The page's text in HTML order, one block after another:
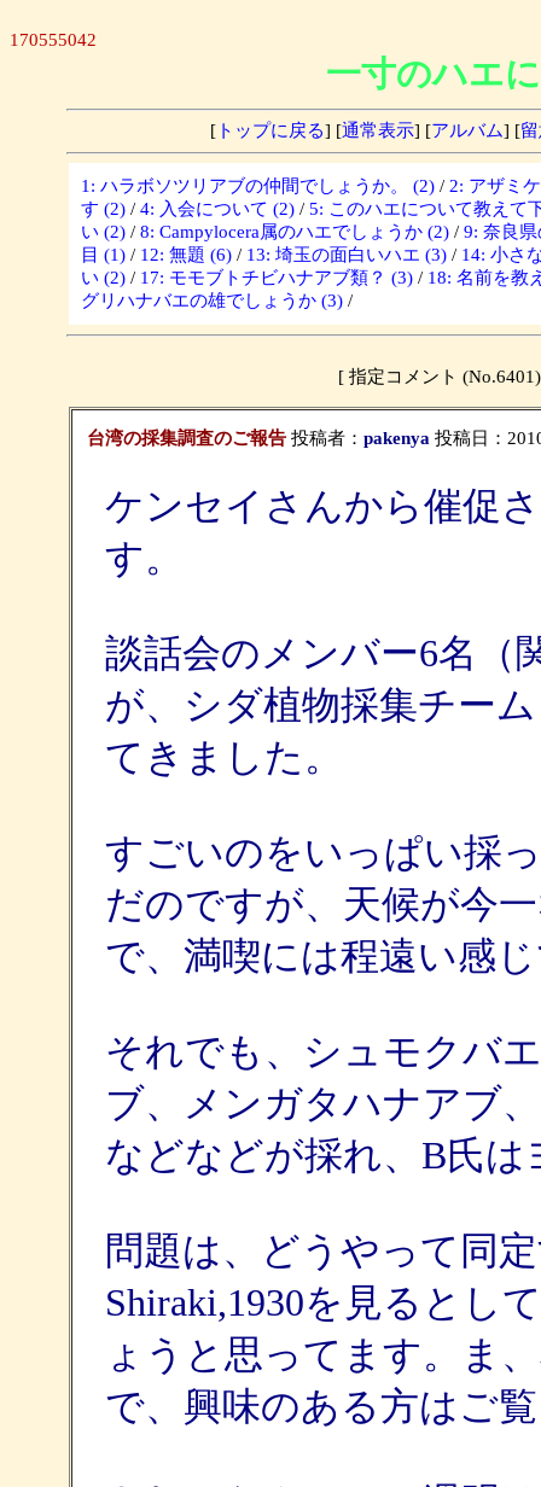
170555042
一寸のハエ
[トップに戻る] [通常表示] [アルバム] [
1: ハラボソツリアブの仲間でしょうか。 (2) / 2: アザミ
す (2) / 4: 入会について (2) / 5: このハエについて教えて
い (2) / 8: Campylocera属のハエでしょうか (2) / 9: 奈良
目 (1) / 12: 無題 (6) / 13: 埼玉の面白いハエ (3) / 14: 小さ
い (2) / 17: モモブトチビハナアブ類？ (3) / 18: 名前を教
グリハナバエの雄でしょうか (3) /
[ 指定コメント
台湾の採集調査のご報告投稿者： pakenya 投稿日：
ケンセイさんから催促
す。
談話会のメンバー6名（
が、シダ植物採集チー
てきました。
すごいのをいっぱい採
だのですが、天候が今
で、満喫には程遠い感
それでも、シュモクバ
ブ、メンガタハナアブ
などなどが採れ、B氏
問題は、どうやって同
Shiraki,1930を見るとし
ょうと思ってます。ま
で、興味のある方はご